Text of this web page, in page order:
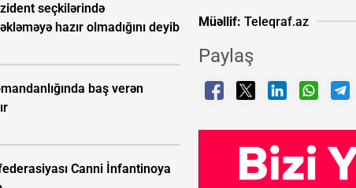
seçkilərində
hazır olmadığını deyib
baş verən
Canni İnfantinoya
Müəllif: Teleqraf.az
Paylaş